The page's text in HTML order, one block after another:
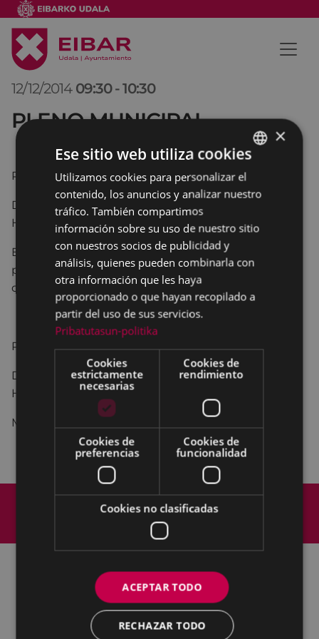
12/12/2014 09:30 -10:30
PLENO MUNICIPAL
PUNTO 1º
Dictamen dela Comisiónde Trabajo de Cuentas,
Hacienda y Patrimonio:
Encomienda de gestión de la ejecución de los
proyectos de impulso de empleo y desarrollo local
de la Comarca del Bajo Deba.
PUNTO 2º
Dictamen dela Comisiónde Trabajo de Cuentas,
Hacienda y Patrimonio:
Modificación de créditos.
Mapa del Sitio
Aviso legal
Política de cookies
Contacto
Accesibilidad
Todas las redes sociales del Ayuntamiento
Eibarko Udala - Untzaga plaza, 1 | 20600 Eibar
Tfnoa.: 943 70 84 00 / 010 | Faxa: 943 70 84 16 |
BASQUE
SPANISH
×
Ese sitio web utiliza cookies
Utilizamos cookies para personalizar el
contenido, los anuncios y analizar nuestro
tráfico. También compartimos
información sobre su uso de nuestro sitio
con nuestros socios de publicidad y
análisis, quienes pueden combinarla con
otra información que les haya
proporcionado o que hayan recopilado a
partir del uso de sus servicios.
Pribatutasun-politika
Cookies
estrictamente
necesarias
Cookies de
rendimiento
Cookies de
preferencias
Cookies de
funcionalidad
Cookies no clasificadas
ACEPTAR TODO
RECHAZAR TODO